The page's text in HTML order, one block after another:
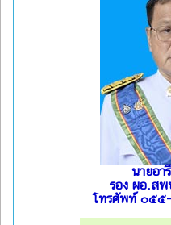
นายอ
รอง ผอ.ส
โทรศัพท์ ๐๕